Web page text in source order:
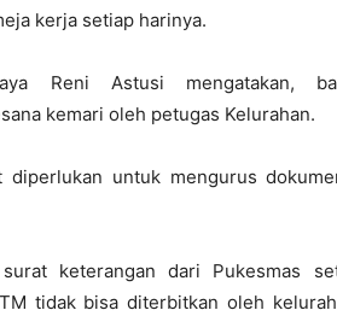
kerja setiap harinya.
Reni Astusi mengatakan,
kemari oleh petugas Kelurahan.
diperlukan untuk mengurus
keterangan dari Pukesmas
tidak bisa diterbitkan oleh